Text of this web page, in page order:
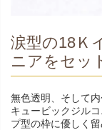
涙型の18Ｋ
ニアをセッ
無色透明、そして
キュービックジル
プ型の枠に優しく留